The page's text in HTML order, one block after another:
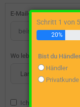
E-Mail-Adresse
Wo lebst du?
Ich bin damit
Schritt 1 von
20%
Bist du
Händler
Privatkunde